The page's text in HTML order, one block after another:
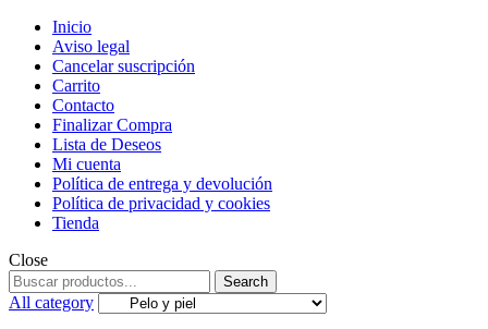
Inicio
Aviso legal
Cancelar suscripción
Carrito
Contacto
Finalizar Compra
Lista de Deseos
Mi cuenta
Política de entrega y devolución
Política de privacidad y cookies
Tienda
Close
Search
for:
Search
All category